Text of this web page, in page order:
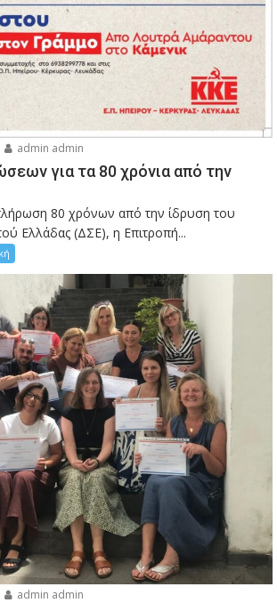
admin admin
για τα 80 χρόνια από την
80 χρόνων από την ίδρυση του
Ελλάδας (ΔΣΕ), η Επιτροπή...
admin admin